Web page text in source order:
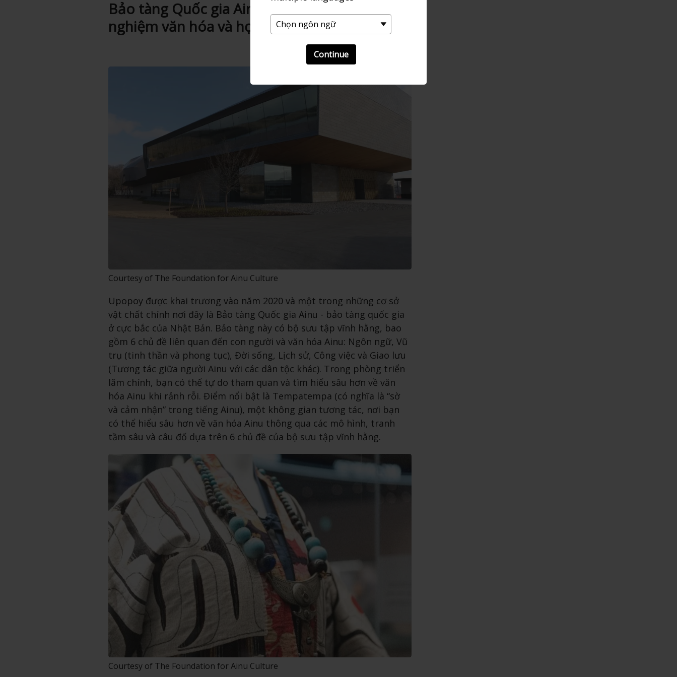
Continue
Bảo tàng Quốc gia Ainu: Một kho tàng trải
nghiệm văn hóa và học tập
Courtesy of The Foundation for Ainu Culture
Upopoy được khai trương vào năm 2020 và một trong những cơ sở
vật chất chính nơi đây là Bảo tàng Quốc gia Ainu - bảo tàng quốc gia
ở cực bắc của Nhật Bản. Bảo tàng này có bộ sưu tập vĩnh hằng, bao
gồm 6 chủ đề liên quan đến con người và văn hóa Ainu: Ngôn ngữ, Vũ
trụ (tinh thần và phong tục), Đời sống, Lịch sử, Công việc và Giao lưu
(Tương tác giữa người Ainu với các dân tộc khác). Trong phòng triển
lãm chính, bạn có thể tự do tham quan và tìm hiểu sâu hơn về văn
hóa Ainu khi rảnh rỗi. Điểm nổi bật là Tempatempa (có nghĩa là “sờ
và cảm nhận” trong tiếng Ainu), một không gian tương tác, nơi bạn
có thể hiểu sâu hơn về văn hóa Ainu thông qua các mô hình, tranh
tầm sâu và câu đố dựa trên 6 chủ đề của bộ sưu tập vĩnh hằng.
Courtesy of The Foundation for Ainu Culture